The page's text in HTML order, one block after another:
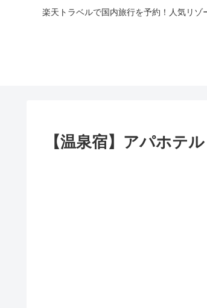
楽天トラベルで国内旅行を予約！人気リ
【温泉宿】アパホテ